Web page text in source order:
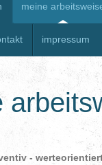
meine
impressum
-